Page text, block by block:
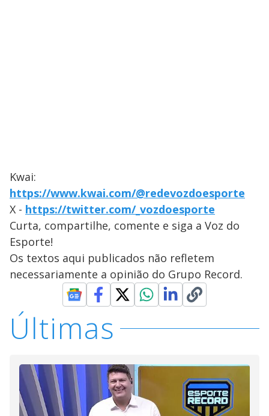
Kwai:
https://www.kwai.com/@redevozdoesporte
X - https://twitter.com/_vozdoesporte
Curta, compartilhe, comente e siga a Voz do
Esporte!
Os textos aqui publicados não refletem
necessariamente a opinião do Grupo Record.
Últimas